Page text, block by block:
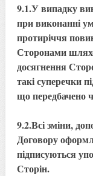
9.1.У випадку
при виконанні
протиріччя
Сторонами
досягнення
такі суперечки
що передбачено
9.2.Всі зміни,
Договору
підписуються
Сторін.